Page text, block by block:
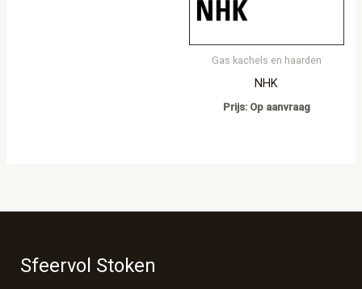
Gas kachels en haarden
NHK
Prijs: Op aanvraag
Sfeervol Stoken